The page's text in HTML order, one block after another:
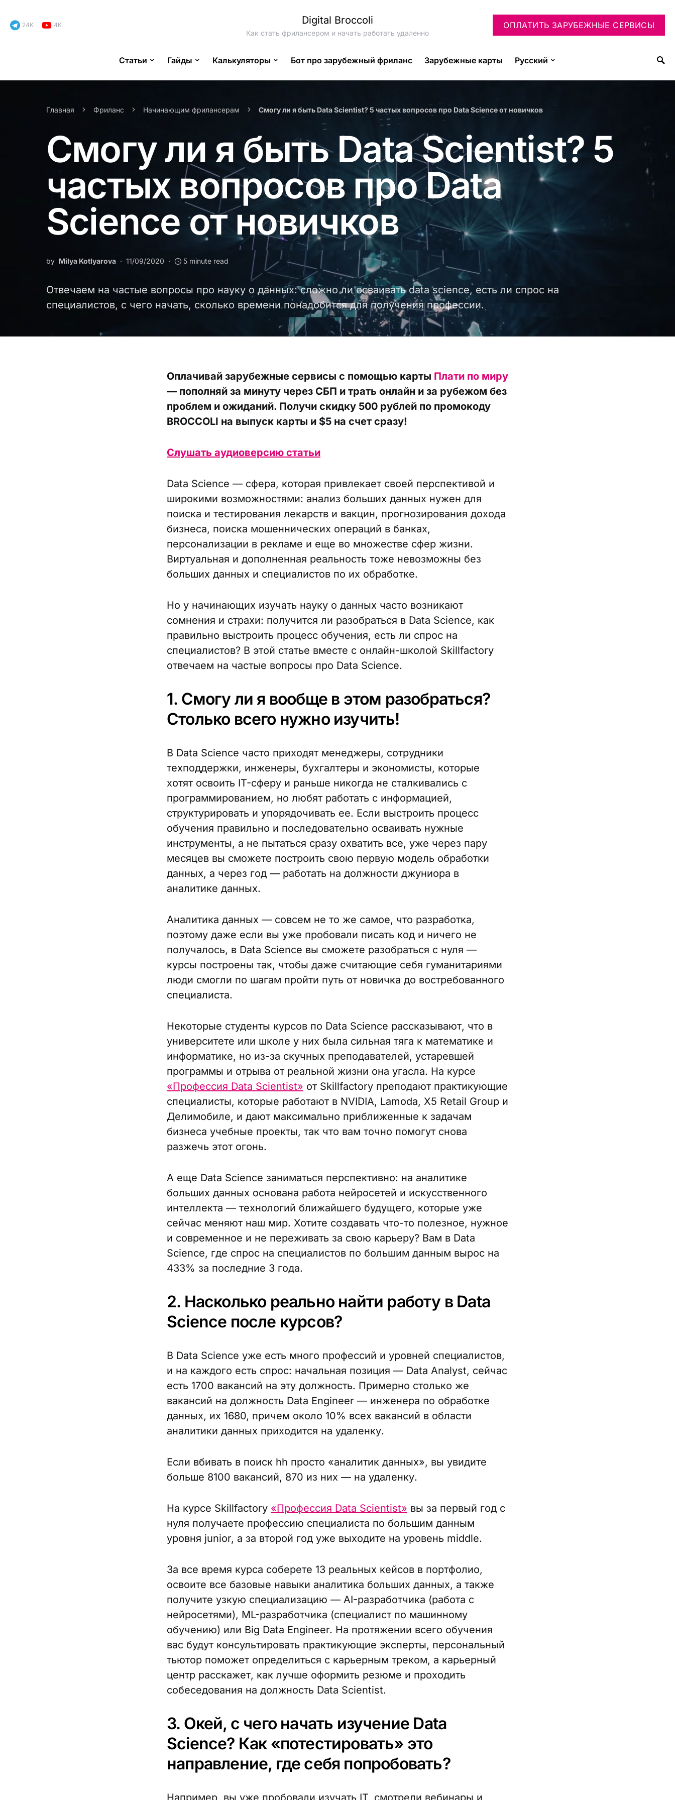
24K 4K Digital Broccoli
Как стать фрилансером и начать работать удаленно
ОПЛАТИТЬ ЗАРУБЕЖНЫЕ СЕРВИСЫ
Статьи Гайды Калькуляторы Бот про зарубежный фриланс Зарубежные карты Русский
Главная Фриланс Начинающим фрилансерам Смогу ли я быть Data Scientist? 5 частых вопросов про Data Science от новичков
Смогу ли я быть Data Scientist? 5
частых вопросов про Data
Science от новичков
by Milya Kotlyarova 11/09/2020 5 minute read
Отвечаем на частые вопросы про науку о данных: сложно ли осваивать data science, есть ли спрос на
специалистов, с чего начать, сколько времени понадобится для получения профессии.
Оплачивай зарубежные сервисы с помощью карты Плати по миру
— пополняй за минуту через СБП и трать онлайн и за рубежом без
проблем и ожиданий. Получи скидку 500 рублей по промокоду
BROCCOLI на выпуск карты и $5 на счет сразу!
Слушать аудиоверсию статьи
Data Science — сфера, которая привлекает своей перспективой и
широкими возможностями: анализ больших данных нужен для
поиска и тестирования лекарств и вакцин, прогнозирования дохода
бизнеса, поиска мошеннических операций в банках,
персонализации в рекламе и еще во множестве сфер жизни.
Виртуальная и дополненная реальность тоже невозможны без
больших данных и специалистов по их обработке.
Но у начинающих изучать науку о данных часто возникают
сомнения и страхи: получится ли разобраться в Data Science, как
правильно выстроить процесс обучения, есть ли спрос на
специалистов? В этой статье вместе с онлайн-школой Skillfactory
отвечаем на частые вопросы про Data Science.
1. Смогу ли я вообще в этом разобраться?
Столько всего нужно изучить!
В Data Science часто приходят менеджеры, сотрудники
техподдержки, инженеры, бухгалтеры и экономисты, которые
хотят освоить IT-сферу и раньше никогда не сталкивались с
программированием, но любят работать с информацией,
структурировать и упорядочивать ее. Если выстроить процесс
обучения правильно и последовательно осваивать нужные
инструменты, а не пытаться сразу охватить все, уже через пару
месяцев вы сможете построить свою первую модель обработки
данных, а через год — работать на должности джуниора в
аналитике данных.
Аналитика данных — совсем не то же самое, что разработка,
поэтому даже если вы уже пробовали писать код и ничего не
получалось, в Data Science вы сможете разобраться с нуля —
курсы построены так, чтобы даже считающие себя гуманитариями
люди смогли по шагам пройти путь от новичка до востребованного
специалиста.
Некоторые студенты курсов по Data Science рассказывают, что в
университете или школе у них была сильная тяга к математике и
информатике, но из-за скучных преподавателей, устаревшей
программы и отрыва от реальной жизни она угасла. На курсе
«Профессия Data Scientist» от Skillfactory преподают практикующие
специалисты, которые работают в NVIDIA, Lamoda, X5 Retail Group и
Делимобиле, и дают максимально приближенные к задачам
бизнеса учебные проекты, так что вам точно помогут снова
разжечь этот огонь.
А еще Data Science заниматься перспективно: на аналитике
больших данных основана работа нейросетей и искусственного
интеллекта — технологий ближайшего будущего, которые уже
сейчас меняют наш мир. Хотите создавать что-то полезное, нужное
и современное и не переживать за свою карьеру? Вам в Data
Science, где спрос на специалистов по большим данным вырос на
433% за последние 3 года.
2. Насколько реально найти работу в Data
Science после курсов?
В Data Science уже есть много профессий и уровней специалистов,
и на каждого есть спрос: начальная позиция — Data Analyst, сейчас
есть 1700 вакансий на эту должность. Примерно столько же
вакансий на должность Data Engineer — инженера по обработке
данных, их 1680, причем около 10% всех вакансий в области
аналитики данных приходится на удаленку.
Если вбивать в поиск hh просто «аналитик данных», вы увидите
больше 8100 вакансий, 870 из них — на удаленку.
На курсе Skillfactory «Профессия Data Scientist» вы за первый год с
нуля получаете профессию специалиста по большим данным
уровня junior, а за второй год уже выходите на уровень middle.
За все время курса соберете 13 реальных кейсов в портфолио,
освоите все базовые навыки аналитика больших данных, а также
получите узкую специализацию — AI-разработчика (работа с
нейросетями), ML-разработчика (специалист по машинному
обучению) или Big Data Engineer. На протяжении всего обучения
вас будут консультировать практикующие эксперты, персональный
тьютор поможет определиться с карьерным треком, а карьерный
центр расскажет, как лучше оформить резюме и проходить
собеседования на должность Data Scientist.
3. Окей, с чего начать изучение Data
Science? Как «потестировать» это
направление, где себя попробовать?
Например, вы уже пробовали изучать IT, смотрели вебинары и